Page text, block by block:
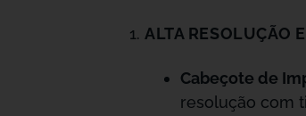
ALTA RESOLUÇÃO
Cabeçote de
resolução com